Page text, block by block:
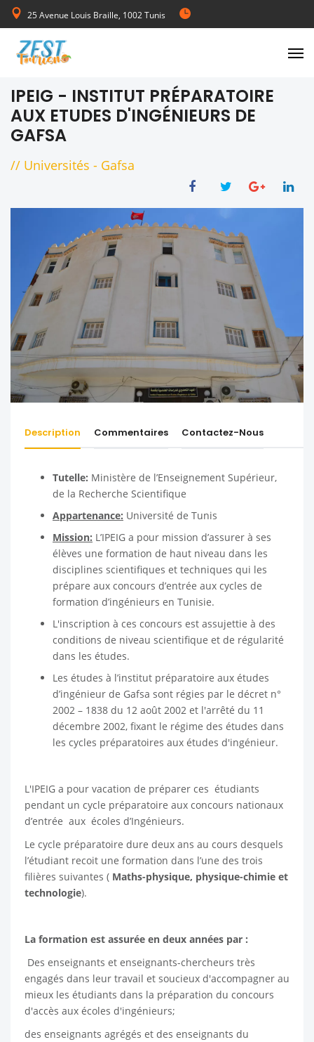
25 Avenue Louis Braille, 1002 Tunis
de Lundi au Vendredi 08:00-17:00
IPEIG - INSTITUT PRÉPARATOIRE
AUX ETUDES D'INGÉNIEURS DE
GAFSA
// Universités - Gafsa
Description Commentaires Contactez-Nous
Tutelle: Ministère de l’Enseignement Supérieur,
de la Recherche Scientifique
Appartenance: Université de Tunis
Mission: L’IPEIG a pour mission d’assurer à ses
élèves une formation de haut niveau dans les
disciplines scientifiques et techniques qui les
prépare aux concours d’entrée aux cycles de
formation d’ingénieurs en Tunisie.
L'inscription à ces concours est assujettie à des
conditions de niveau scientifique et de régularité
dans les études.
Les études à l’institut préparatoire aux études
d’ingénieur de Gafsa sont régies par le décret n°
2002 – 1838 du 12 août 2002 et l'arrêté du 11
décembre 2002, fixant le régime des études dans
les cycles préparatoires aux études d'ingénieur.
L'IPEIG a pour vacation de préparer ces étudiants
pendant un cycle préparatoire aux concours nationaux
d’entrée aux écoles d’Ingénieurs.
Le cycle préparatoire dure deux ans au cours desquels
l’étudiant recoit une formation dans l’une des trois
filières suivantes ( Maths-physique, physique-chimie et
technologie).
La formation est assurée en deux années par :
Des enseignants et enseignants-chercheurs très
engagés dans leur travail et soucieux d'accompagner au
mieux les étudiants dans la préparation du concours
d'accès aux écoles d'ingénieurs;
des enseignants agrégés et des enseignants du